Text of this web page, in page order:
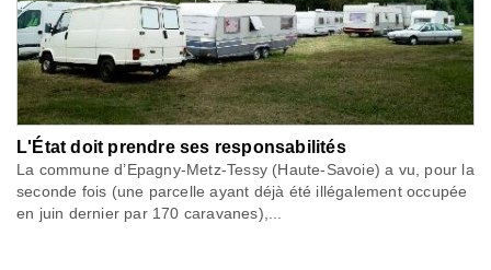
L'État doit prendre ses responsabilités
La commune d’Epagny-Metz-Tessy (Haute-Savoie) a vu, pour la
seconde fois (une parcelle ayant déjà été illégalement occupée
en juin dernier par 170 caravanes),...